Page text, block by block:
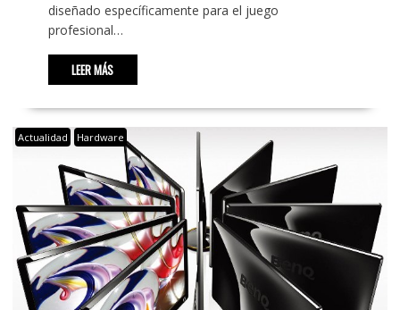
diseñado específicamente para el juego
profesional…
LEER MÁS
Actualidad Hardware